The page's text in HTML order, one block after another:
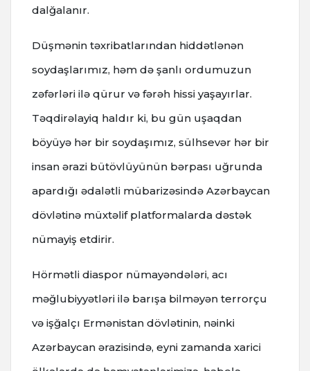
dalğalanır.
Düşmənin təxribatlarından hiddətlənən
soydaşlarımız, həm də şanlı ordumuzun
zəfərləri ilə qürur və fərəh hissi yaşayırlar.
Təqdirəlayiq haldır ki, bu gün uşaqdan
böyüyə hər bir soydaşımız, sülhsevər hər bir
insan ərazi bütövlüyünün bərpası uğrunda
apardığı ədalətli mübarizəsində Azərbaycan
dövlətinə müxtəlif platformalarda dəstək
nümayiş etdirir.
Hörmətli diaspor nümayəndələri, acı
məğlubiyyətləri ilə barışa bilməyən terrorçu
və işğalçı Ermənistan dövlətinin, nəinki
Azərbaycan ərazisində, eyni zamanda xarici